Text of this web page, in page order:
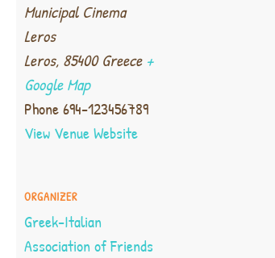
Municipal Cinema
Leros
Leros, 85400 Greece +
Google Map
Phone694-123456789
View Venue Website
ORGANIZER
Greek-Italian
Association of Friends